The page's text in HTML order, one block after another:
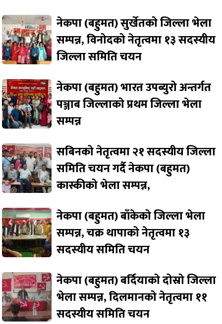
नेकपा (बहुमत) सुर्खेतको जिल्ला भेला
सम्पन्न, विनोदको नेतृत्वमा १३ सदस्यीय
जिल्ला समिति चयन
नेकपा (बहुमत) भारत उपब्युरो अन्तर्गत
पञ्जाब जिल्लाको प्रथम जिल्ला भेला
सम्पन्न
सबिनको नेतृत्वमा २१ सदस्यीय जिल्ला
समिति चयन गर्दै नेकपा (बहुमत)
कास्कीको भेला सम्पन्न,
नेकपा (बहुमत) बाँकेको जिल्ला भेला
सम्पन्न, चक्र थापाको नेतृत्वमा १३
सदस्यीय समिति चयन
नेकपा (बहुमत) बर्दियाको दोस्रो जिल्ला
भेला सम्पन्न, दिलमानको नेतृत्वमा ११
सदस्यीय समिति चयन